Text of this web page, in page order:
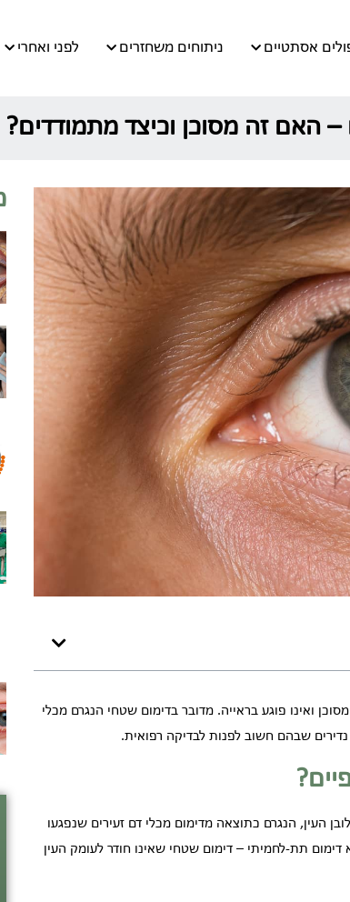
אסתטיים ניתוחים משחזרים לפני ואחרי
האם זה מסוכן וכיצד מתמודדים?
ואינו פוגע בראייה. מדובר בדימום שטחי הנגרם מכלי
שבהם חשוב לפנות לבדיקה רפואית.
העין, הנגרם כתוצאה מדימום מכלי דם זעירים שנפגעו
תת-לחמיתי – דימום שטחי שאינו חודר לעומק העין